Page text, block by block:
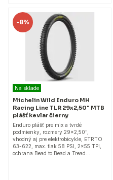
-8%
Na sklade
Michelin Wild Enduro MH
Racing Line TLR 29x2,50" MTB
plášť kevlar čierny
Enduro plášť pre mix a tvrdé
podmienky, rozmery 29x2,50",
vhodný aj pre elektrobicykle, ETRTO
63-622, max. tlak 58 PSI, 2x55 TPI,
ochrana Bead to Bead a Tread…